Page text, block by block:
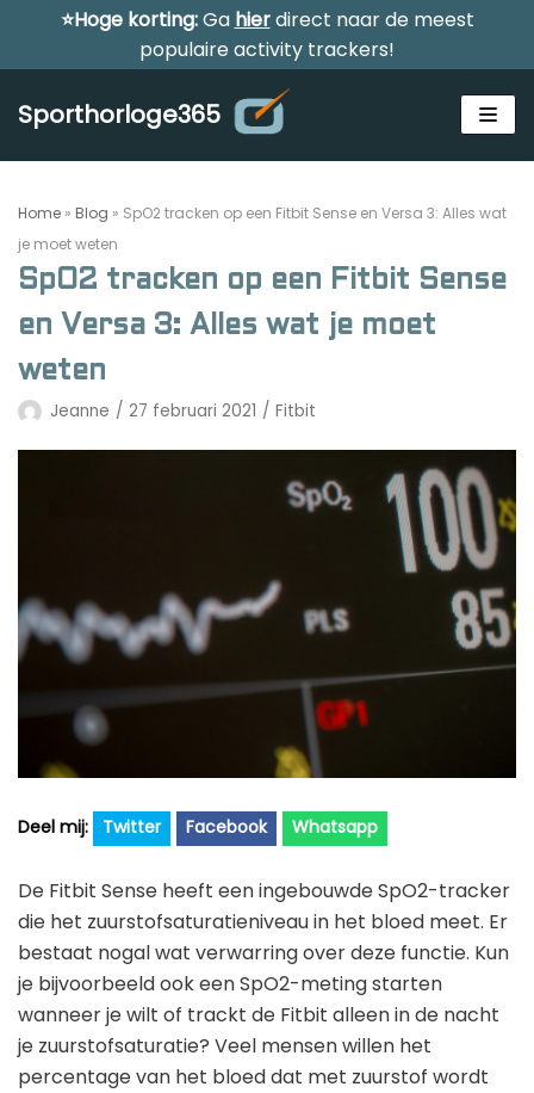
Meteen
inhoud
⭐Hoge korting:Ga hierdirect naar de meest
populaire activity trackers!
Sporthorloge365
Alle sporthorloges
Activity tracker
Smartwatches
Horloge voor kinderen
Vergelijk
Reviews
Fitbit
Garmin
Huawei
Polar
Samsung
Suunto
Withings
Xiaomi
Nieuws
Persbericht
Training
Contact
Home » Blog » SpO2 tracken op een Fitbit Sense en Versa 3: Alles wat
je moet weten
SpO2 tracken op een Fitbit Sense
en Versa 3: Alles wat je moet
weten
Jeanne 27 februari 2021 Fitbit
Twitter Facebook Whatsapp
De Fitbit Sense heeft een ingebouwde SpO2-tracker
die het zuurstofsaturatieniveau in het bloed meet. Er
bestaat nogal wat verwarring over deze functie. Kun
je bijvoorbeeld ook een SpO2-meting starten
wanneer je wilt of trackt de Fitbit alleen in de nacht
je zuurstofsaturatie? Veel mensen willen het
percentage van het bloed dat met zuurstof wordt